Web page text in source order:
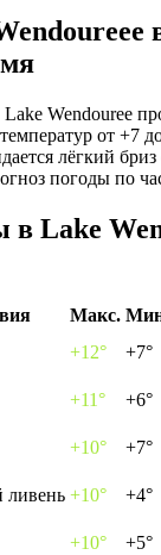
Wendouree
от +7
лёгкий
погоды по
в Lake
Макс.
+12° +7°
+11° +6°
+10° +7°
+10° +4°
+10° +5°